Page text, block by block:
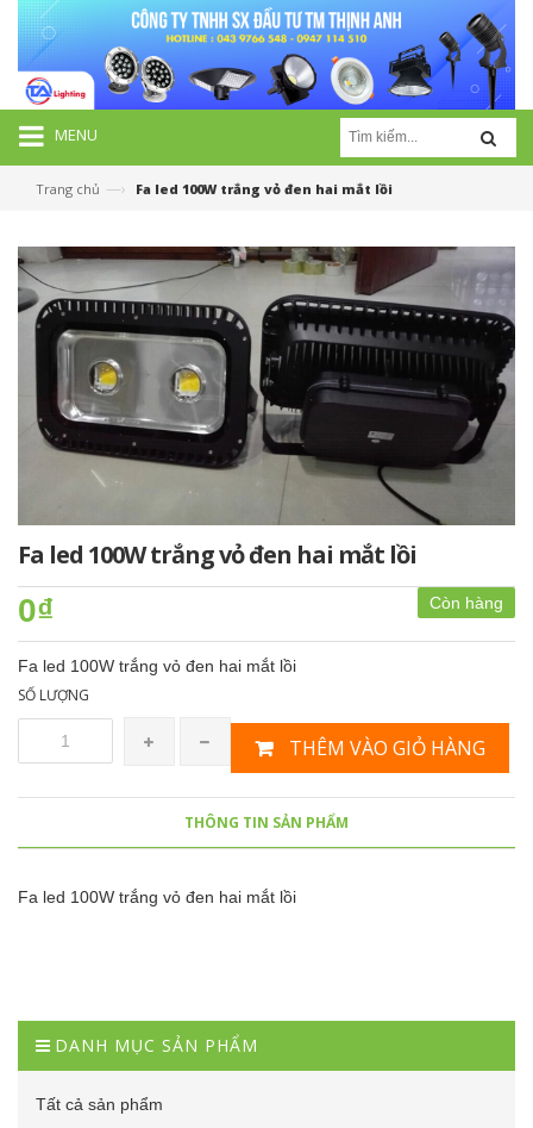
MENU
Trang chủ —› Fa led 100W trắng vỏ đen hai mắt lồi
Fa led 100W trắng vỏ đen hai mắt lồi
Còn hàng
0₫
Fa led 100W trắng vỏ đen hai mắt lồi
SỐ LƯỢNG
THÊM VÀO GIỎ HÀNG
THÔNG TIN SẢN PHẨM
Fa led 100W trắng vỏ đen hai mắt lồi
DANH MỤC SẢN PHẨM
Tất cả sản phẩm